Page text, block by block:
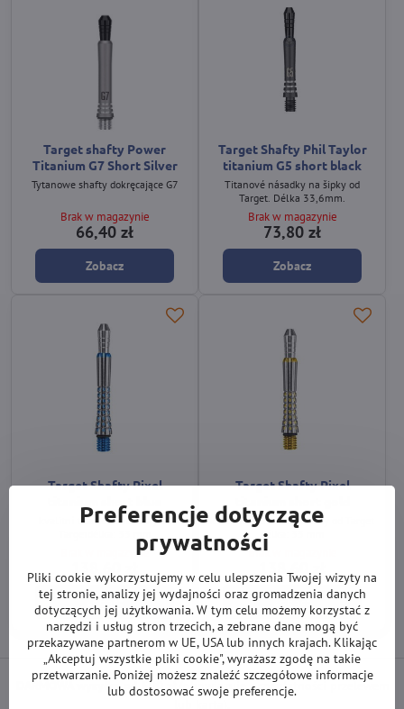
Target shafty Power
Titanium G7 Short Silver
Tytanowe shafty dokręcające G7
Brak w magazynie
66,40 zł
Zobacz
Target Shafty Phil Taylor
titanium G5 short black
Titanové násadky na šipky od
Target. Délka 33,6mm.
Brak w magazynie
73,80 zł
Zobacz
Target Shafty Pixel
kvalitní titaniové násadky od
Brak w magazynie
138,60 zł
Zobacz
Target Shafty Pixel
kvalitní titaniové násadky od Target
délka: 33 mm
Brak w magazynie
138,60 zł
Zobacz
DARMOWA wysyłka od 500 zł(obowiązuje przy płatności przelewem
Preferencje dotyczące
prywatności
Pliki cookie wykorzystujemy w celu ulepszenia Twojej wizyty na
tej stronie, analizy jej wydajności oraz gromadzenia danych
dotyczących jej użytkowania. W tym celu możemy korzystać z
narzędzi i usług stron trzecich, a zebrane dane mogą być
przekazywane partnerom w UE, USA lub innych krajach. Klikając
„Akceptuj wszystkie pliki cookie", wyrażasz zgodę na takie
przetwarzanie. Poniżej możesz znaleźć szczegółowe informacje
lub dostosować swoje preferencje.